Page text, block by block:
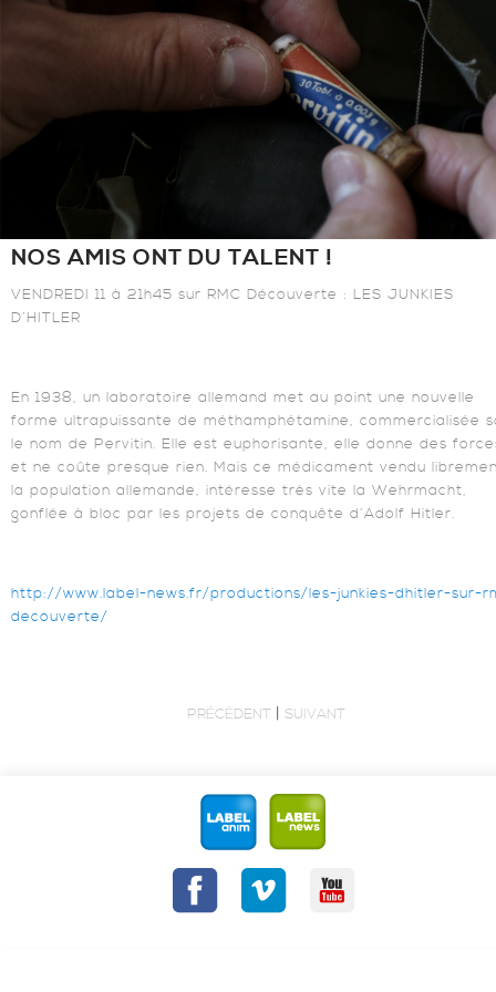
NOS AMIS ONT DU TALENT !
VENDREDI 11 à 21h45 sur RMC Découverte : LES JUNKIES
D’HITLER
En 1938, un laboratoire allemand met au point une nouvelle
forme ultrapuissante de méthamphétamine, commercialisée
le nom de Pervitin. Elle est euphorisante, elle donne des
et ne coûte presque rien. Mais ce médicament vendu
la population allemande, intéresse très vite la Wehrmacht,
gonflée à bloc par les projets de conquête d’Adolf Hitler.
http://www.label-news.fr/productions/les-junkies-dhitler-sur-
decouverte/
PRÉCÉDENT | SUIVANT